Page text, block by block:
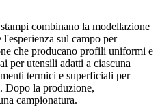
combinano la modellazione
sul campo per
che producano profili uniformi e
per utensili adatti a ciascuna
termici e superficiali per
Dopo la produzione,
campionatura.